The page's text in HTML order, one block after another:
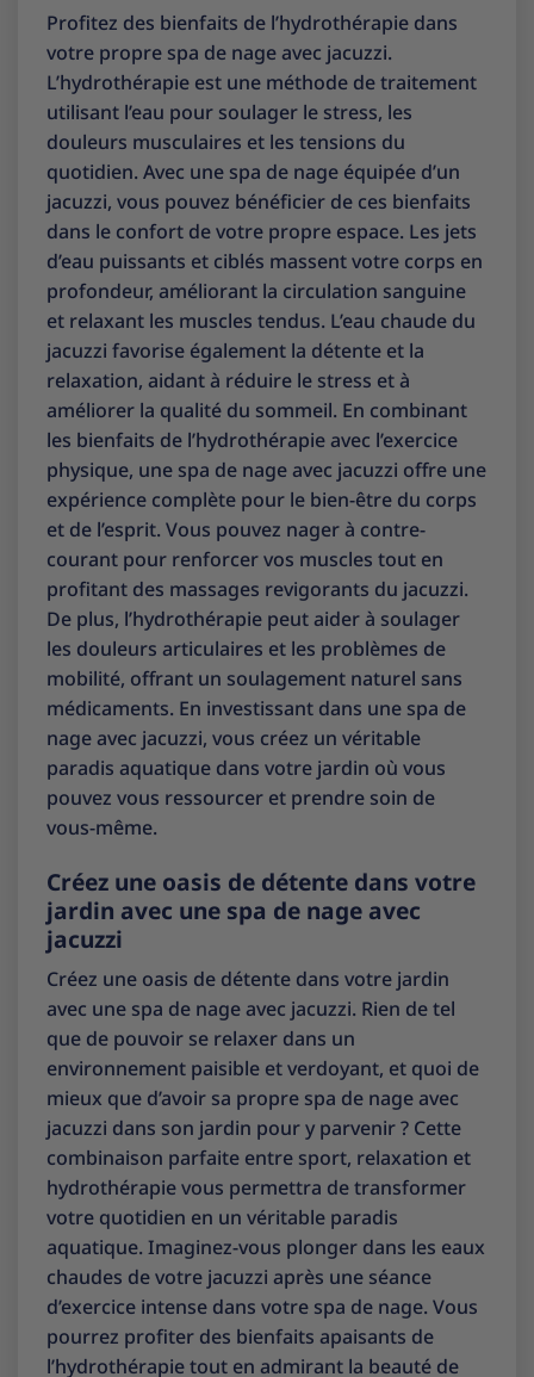
Profitez des bienfaits de l’hydrothérapie dans
votre propre spa de nage avec jacuzzi.
L’hydrothérapie est une méthode de traitement
utilisant l’eau pour soulager le stress, les
douleurs musculaires et les tensions du
quotidien. Avec une spa de nage équipée d’un
jacuzzi, vous pouvez bénéficier de ces bienfaits
dans le confort de votre propre espace. Les jets
d’eau puissants et ciblés massent votre corps en
profondeur, améliorant la circulation sanguine
et relaxant les muscles tendus. L’eau chaude du
jacuzzi favorise également la détente et la
relaxation, aidant à réduire le stress et à
améliorer la qualité du sommeil. En combinant
les bienfaits de l’hydrothérapie avec l’exercice
physique, une spa de nage avec jacuzzi offre une
expérience complète pour le bien-être du corps
et de l’esprit. Vous pouvez nager à contre-
courant pour renforcer vos muscles tout en
profitant des massages revigorants du jacuzzi.
De plus, l’hydrothérapie peut aider à soulager
les douleurs articulaires et les problèmes de
mobilité, offrant un soulagement naturel sans
médicaments. En investissant dans une spa de
nage avec jacuzzi, vous créez un véritable
paradis aquatique dans votre jardin où vous
pouvez vous ressourcer et prendre soin de
vous-même.
Créez une oasis de détente dans votre
jardin avec une spa de nage avec
jacuzzi
Créez une oasis de détente dans votre jardin
avec une spa de nage avec jacuzzi. Rien de tel
que de pouvoir se relaxer dans un
environnement paisible et verdoyant, et quoi de
mieux que d’avoir sa propre spa de nage avec
jacuzzi dans son jardin pour y parvenir ? Cette
combinaison parfaite entre sport, relaxation et
hydrothérapie vous permettra de transformer
votre quotidien en un véritable paradis
aquatique. Imaginez-vous plonger dans les eaux
chaudes de votre jacuzzi après une séance
d’exercice intense dans votre spa de nage. Vous
pourrez profiter des bienfaits apaisants de
l’hydrothérapie tout en admirant la beauté de